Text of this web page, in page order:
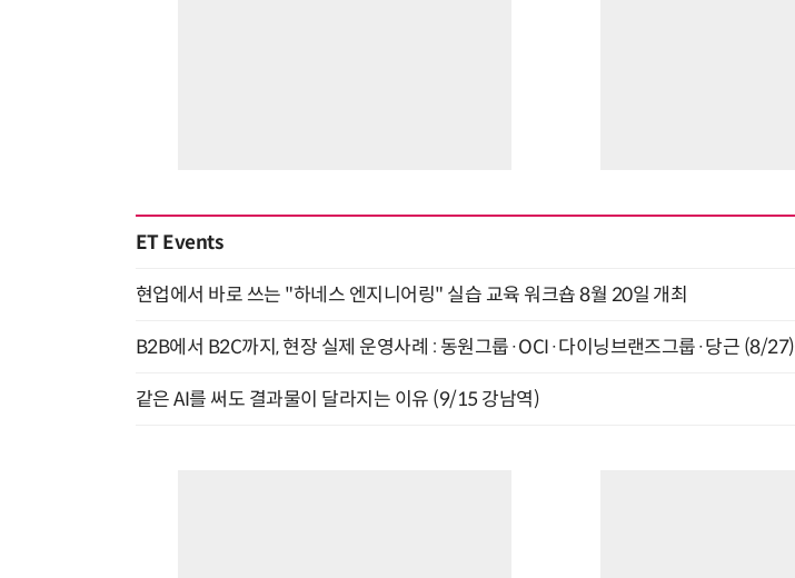
ET Events
현업에서 바로 쓰는 "하네스 엔지니어링" 실습 교육 워크숍 8월 20일 개최
B2B에서 B2C까지, 현장 실제 운영사례 : 동원그룹·OCI·다이닝브랜즈그룹·당근 (8/27)
같은 AI를 써도 결과물이 달라지는 이유 (9/15 강남역)